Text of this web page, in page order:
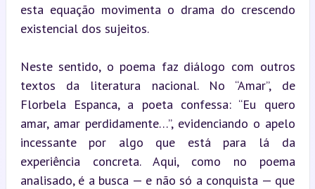
esta equação movimenta o drama do crescendo
existencial dos sujeitos.
Neste sentido, o poema faz diálogo com outros
textos da literatura nacional. No “Amar”, de
Florbela Espanca, a poeta confessa: “Eu quero
amar, amar perdidamente…”, evidenciando o apelo
incessante por algo que está para lá da
experiência concreta. Aqui, como no poema
analisado, é a busca — e não só a conquista — que